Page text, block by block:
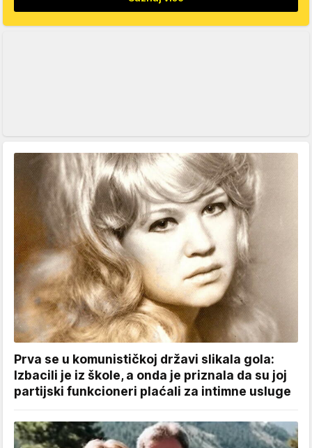
Prva se u komunističkoj državi slikala gola:
Izbacili je iz škole, a onda je priznala da su joj
partijski funkcioneri plaćali za intimne usluge